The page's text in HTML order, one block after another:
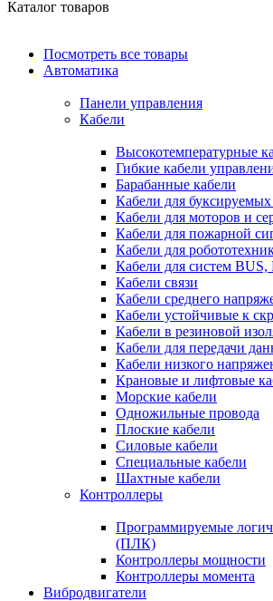
Каталог товаров
Посмотреть все товары
Автоматика
Панели управления
Кабели
Высокотемпературные
Гибкие кабели
Барабанные кабели
Кабели для
Кабели для моторов и
Кабели для пожарной
Кабели для
Кабели для систем
Кабели связи
Кабели среднего
Кабели устойчивые к
Кабели в резиновой
Кабели для передачи
Кабели низкого
Крановые и лифтовые
Морские кабели
Одножильные провода
Плоские кабели
Силовые кабели
Специальные кабели
Шахтные кабели
Контроллеры
Программируемые
(ПЛК)
Контроллеры мощности
Контроллеры момента
Вибродвигатели